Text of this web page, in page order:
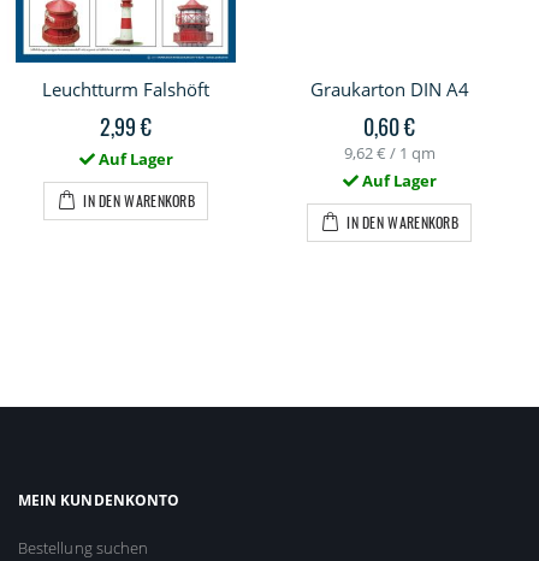
Leuchtturm Falshöft
2,99 €
Auf Lager
IN DEN WARENKORB
Graukarton DIN A4
0,60 €
9,62 € / 1 qm
Auf Lager
IN DEN WARENKORB
MEIN KUNDENKONTO
Bestellung suchen